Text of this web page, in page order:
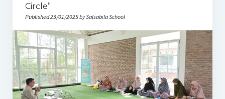
Circle”
Published 23/01/2025 by Salsabila School